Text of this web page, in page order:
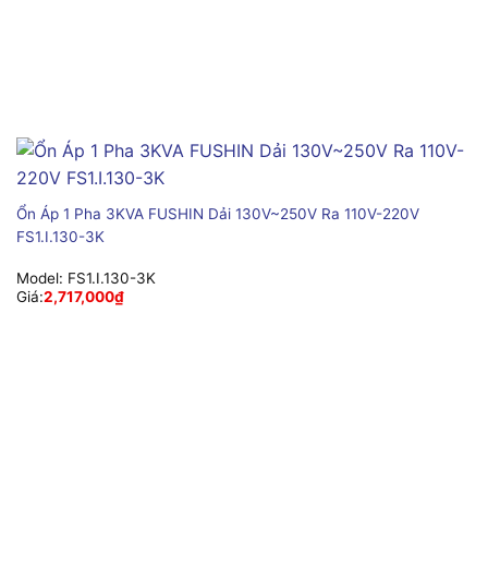
Ổn Áp 1 Pha 3KVA FUSHIN Dải 130V~250V Ra 110V-220V
FS1.I.130-3K
Model: FS1.I.130-3K
Giá:2,717,000₫